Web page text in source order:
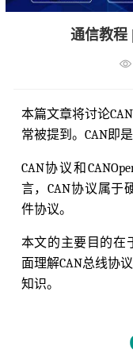
通信教程
本篇文章将讨论
常被提到。CAN即
CAN协议和
言，CAN协议属于
件协议。
本文的主要目的在
面理解CAN总线协
知识。